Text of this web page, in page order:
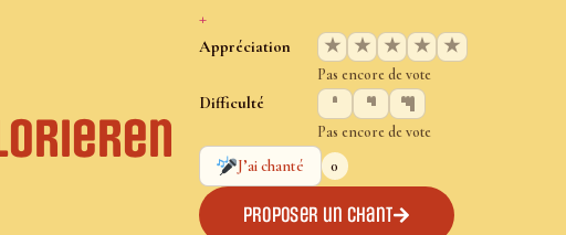
+
Appréciation ★ ★ ★ ★ ★
Pas encore de vote
Difficulté
Pas encore de vote
J’ai chanté
0
Proposer un chant